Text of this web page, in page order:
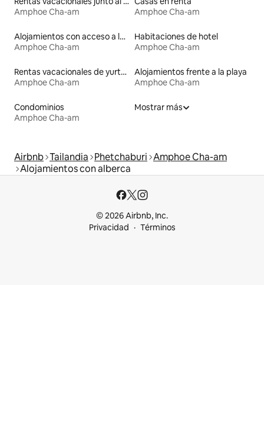
Amphoe Cha-am
Amphoe Cha-am
Alojamientos con acceso a la playa
Amphoe Cha-am
Habitaciones de hotel
Amphoe Cha-am
Rentas vacacionales de yurtas con jacuzzi
Amphoe Cha-am
Alojamientos frente a la playa
Amphoe Cha-am
Condominios
Amphoe Cha-am
Mostrar más
Airbnb Tailandia Phetchaburi Amphoe Cha-am
Alojamientos con alberca
© 2026 Airbnb, Inc.
Privacidad
Términos